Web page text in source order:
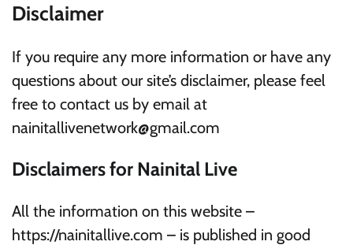
Disclaimer
If you require any more information or have any
questions about our site’s disclaimer, please feel
free to contact us by email at
nainitallivenetwork@gmail.com
Disclaimers for Nainital Live
All the information on this website –
https://nainitallive.com – is published in good